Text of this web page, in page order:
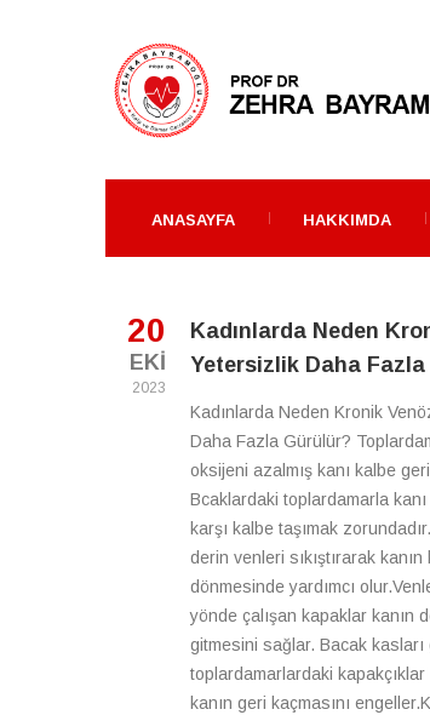
ANASAYFA HAKKIMDA
20
EKI
2023
Kadınlarda Neden
Yetersizlik Daha
Kadınlarda Neden Kronik
Daha Fazla Gürülür?
oksijeni azalmış kanı kalbe
Bcaklardaki toplardamarla
karşı kalbe taşımak
derin venleri sıkıştırarak kanın
dönmesinde yardımcı
yönde çalışan kapaklar kanın
gitmesini sağlar. Bacak
toplardamarlardaki kapakçıklar
kanın geri kaçmasını